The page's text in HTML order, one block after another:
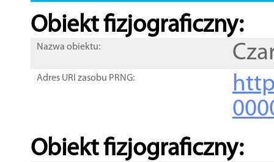
Obiekt fizjograficzny:
Nazwa obiektu:
Adres URI zasobu PRNG:
Obiekt fizjograficzny: